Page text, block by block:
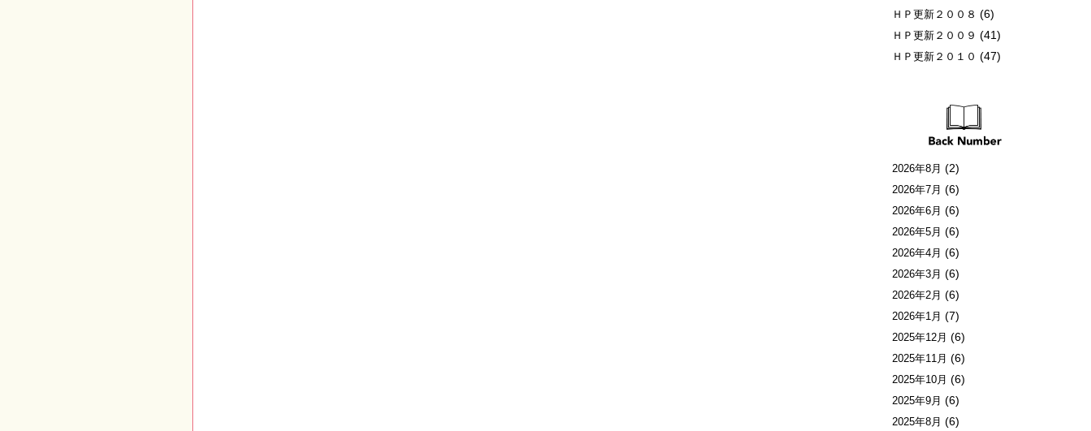
ＨＰ更新２００８ (6)
ＨＰ更新２００９ (41)
ＨＰ更新２０１０ (47)
2026年8月 (2)
2026年7月 (6)
2026年6月 (6)
2026年5月 (6)
2026年4月 (6)
2026年3月 (6)
2026年2月 (6)
2026年1月 (7)
2025年12月 (6)
2025年11月 (6)
2025年10月 (6)
2025年9月 (6)
2025年8月 (6)